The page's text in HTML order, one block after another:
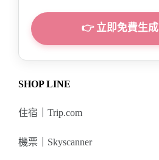
👉 立即免費生成
SHOP LINE
住宿｜ Trip.com
機票｜ Skyscanner